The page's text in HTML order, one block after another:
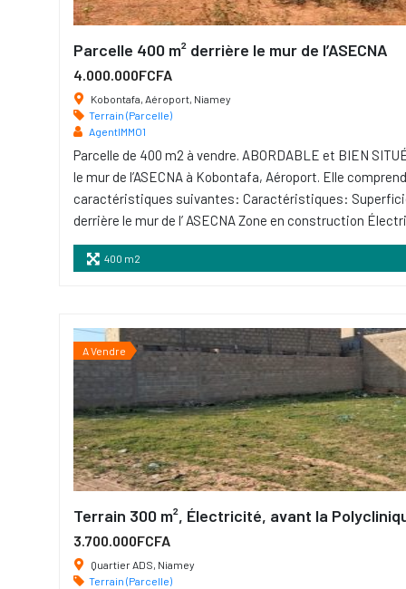
Parcelle 400 m² derrière le mur de l’ASECNA
4.000.000FCFA
Kobontafa, Aéroport, Niamey
Terrain (Parcelle)
AgentIMMO1
Parcelle de 400 m2 à vendre. ABORDABLE et BIEN
le mur de l’ASECNA à Kobontafa, Aéroport. Elle
caractéristiques suivantes: Caractéristiques:
derrière le mur de l’ ASECNA Zone en construction
400 m2
A Vendre
Terrain 300 m², Électricité, avant la
3.700.000FCFA
Quartier ADS, Niamey
Terrain (Parcelle)